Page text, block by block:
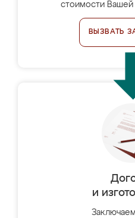
стоимости
ВЫЗВАТЬ
и